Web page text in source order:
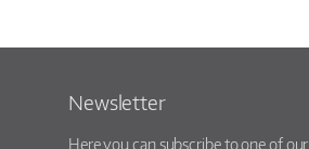
Newsletter
Here you can subscribe to one of our